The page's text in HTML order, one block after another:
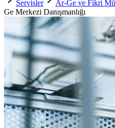
Servisler Ar-Ge ve Fikri
Ge Merkezi Danışmanlığı